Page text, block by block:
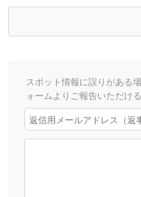
スポット情報に誤りがある
ォームよりご報告いただける